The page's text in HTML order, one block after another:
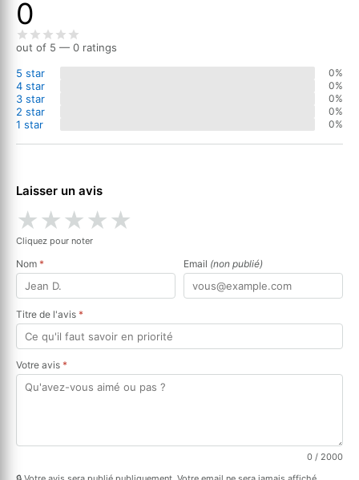
0
out of 5 — 0 ratings
5 star
0%
4 star 0%
3 star 0%
2 star 0%
1 star 0%
Laisser un avis
★★★★★
Cliquez pour noter
Nom * Email (non publié)
Titre de l'avis *
Votre avis *
0 / 2000